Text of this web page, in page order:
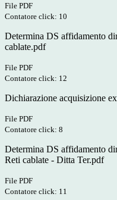
File PDF
Contatore click: 10
Determina DS affidamento
cablate.pdf
File PDF
Contatore click: 12
Dichiarazione acquisizione
File PDF
Contatore click: 8
Determina DS affidamento
Reti cablate - Ditta Ter.pdf
File PDF
Contatore click: 11